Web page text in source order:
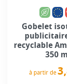
Gobelet
recyclable
350
à partir de